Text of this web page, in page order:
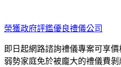
至
主
要
內
榮獲政府評鑑優良禮儀公司
即日起網路諮詢禮儀專案可享
弱勢家庭免於被龐大的禮儀費